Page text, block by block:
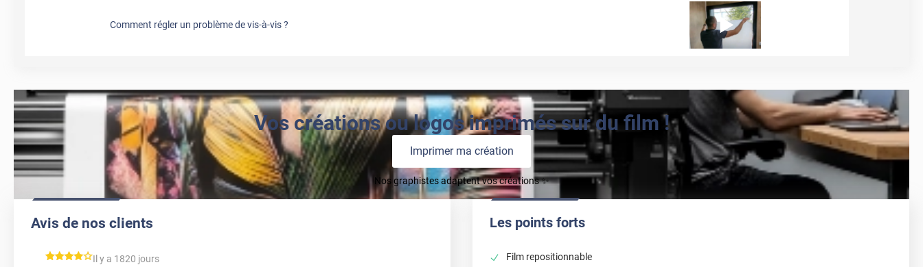
Comment régler un problème de vis-à-vis ?
Vos créations ou logos imprimés sur du film !
Imprimer ma création
Nos graphistes adaptent vos créations ✨
Avis de nos clients
*****Il y a 1820 jours
Les points forts
Film repositionnable